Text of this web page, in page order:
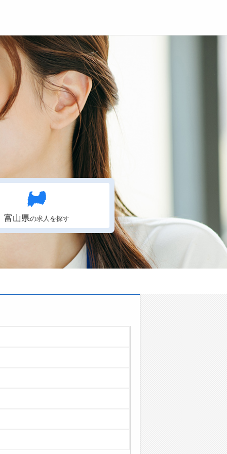
ログイン
ブズゴーについて
概要
い合わせ
富山県の求人を探す